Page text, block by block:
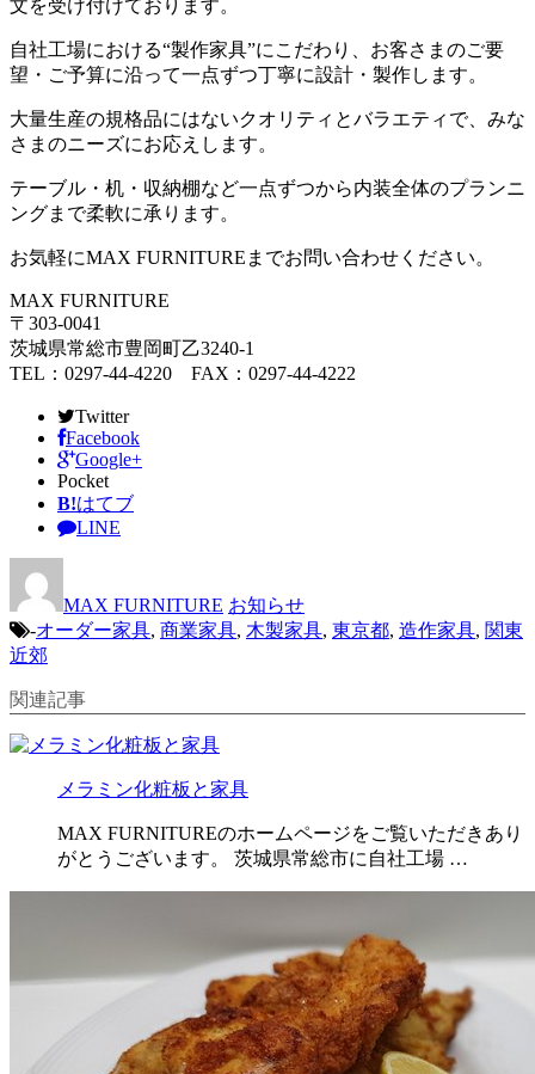
文を受け付けております。
自社工場における“製作家具”にこだわり、お客さまのご要
望・ご予算に沿って一点ずつ丁寧に設計・製作します。
大量生産の規格品にはないクオリティとバラエティで、みな
さまのニーズにお応えします。
テーブル・机・収納棚など一点ずつから内装全体のプランニ
ングまで柔軟に承ります。
お気軽にMAX FURNITUREまでお問い合わせください。
MAX FURNITURE
〒303-0041
茨城県常総市豊岡町乙3240-1
TEL：0297-44-4220 FAX：0297-44-4222
Twitter
Facebook
Google+
Pocket
B!はてブ
LINE
MAX FURNITURE お知らせ
-オーダー家具, 商業家具, 木製家具, 東京都, 造作家具, 関東
近郊
関連記事
メラミン化粧板と家具
MAX FURNITUREのホームページをご覧いただきあり
がとうございます。 茨城県常総市に自社工場 …